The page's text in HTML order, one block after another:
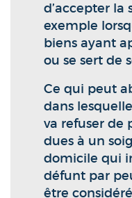
d’accepter la
exemple
biens ayant
ou se sert de
Ce qui peut
dans
va refuser de
dues à un
domicile qui
défunt par
être